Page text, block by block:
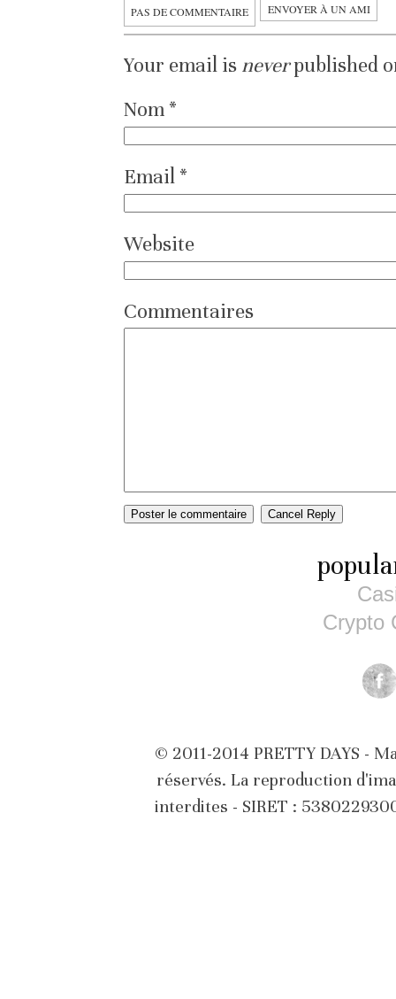
PAS DE COMMENTAIRE ENVOYER À UN AMI
Your email is neverpublished
Nom *
Email *
Website
Commentaires
Crypto
© 2011-2014 PRETTY DAYS -
réservés. La reproduction
interdites - SIRET :